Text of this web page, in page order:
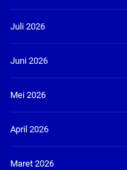
Juli 2026
Juni 2026
Mei 2026
April 2026
Maret 2026